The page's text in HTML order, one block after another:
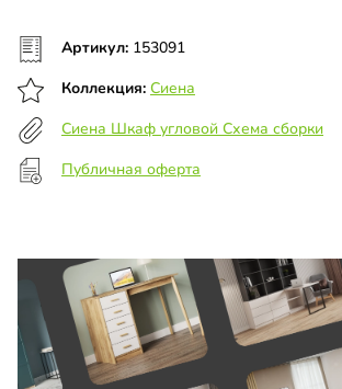
Артикул: 153091
Коллекция: Сиена
Сиена Шкаф угловой Схема сборки
Публичная оферта